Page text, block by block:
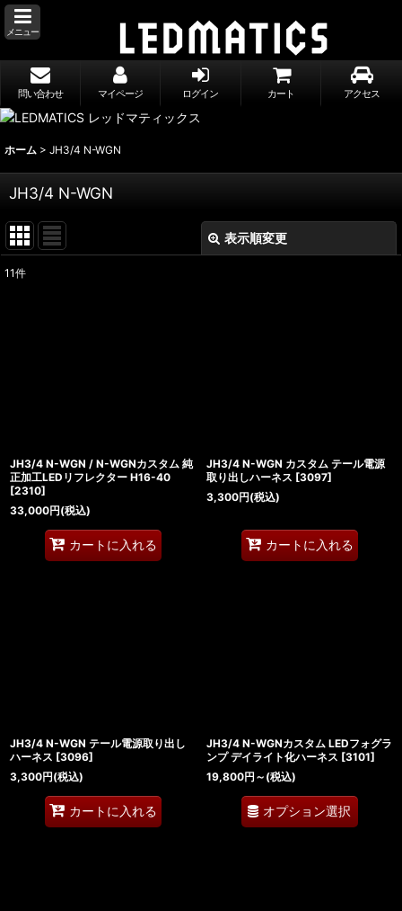
メニュー
問い合わせ マイページ ログイン カート アクセス
ホーム > JH3/4 N-WGN
JH3/4 N-WGN
表示順変更
11件
JH3/4 N-WGN / N-WGNカスタム 純
正加工LEDリフレクター H16-40
[2310]
33,000円(税込)
カートに入れる
JH3/4 N-WGN カスタム テール電源
取り出しハーネス [3097]
3,300円(税込)
カートに入れる
JH3/4 N-WGN テール電源取り出し
ハーネス [3096]
3,300円(税込)
カートに入れる
JH3/4 N-WGNカスタム LEDフォグラ
ンプ デイライト化ハーネス [3101]
19,800円 ～ (税込)
オプション選択